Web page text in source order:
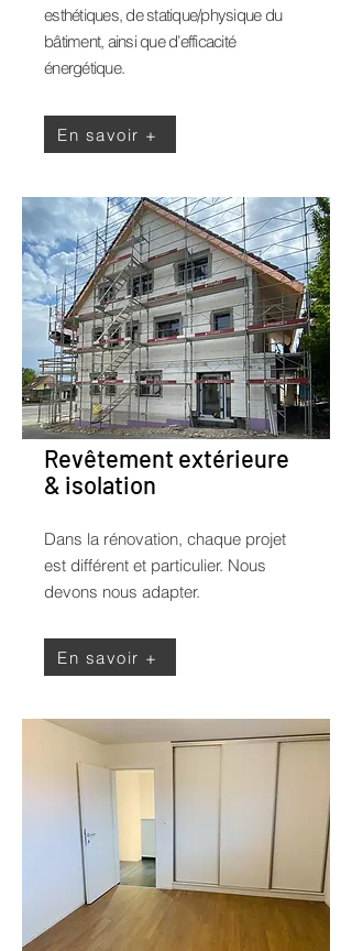
esthétiques, de statique/physique du
bâtiment, ainsi que d’efficacité
énergétique.
En savoir +
Revêtement extérieure
& isolation
Dans la rénovation, chaque projet
est différent et particulier. Nous
devons nous adapter.
En savoir +